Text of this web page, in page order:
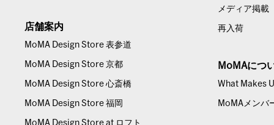
店舗案内
MoMA Design Store 表参道
MoMA Design Store 京都
MoMA Design Store 心斎橋
MoMA Design Store 福岡
MoMA Design Store at ロフト
メディア掲載
再入荷
MoMAにつ
What Makes
MoMAメンバ